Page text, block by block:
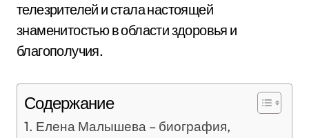
телезрителей и стала настоящей
знаменитостью в области здоровья и
благополучия.
Содержание
Елена Малышева – биография,